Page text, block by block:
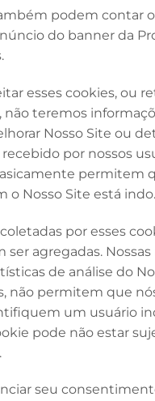
podem contar
do banner da
esses cookies, ou
teremos
Nosso Site ou
por nossos
permitem
o Nosso Site está indo.
por esses
agregadas. Nossas
de análise do
não permitem que
um usuário
pode não estar
seu